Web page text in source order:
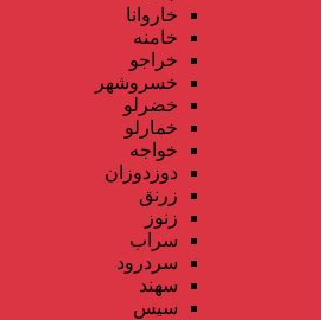
خاروانا
خامنه
خراجو
خسروشهر
خضرلو
خمارلو
خواجه
دوزدوزان
زرنق
زنوز
سراب
سردرود
سهند
سیس